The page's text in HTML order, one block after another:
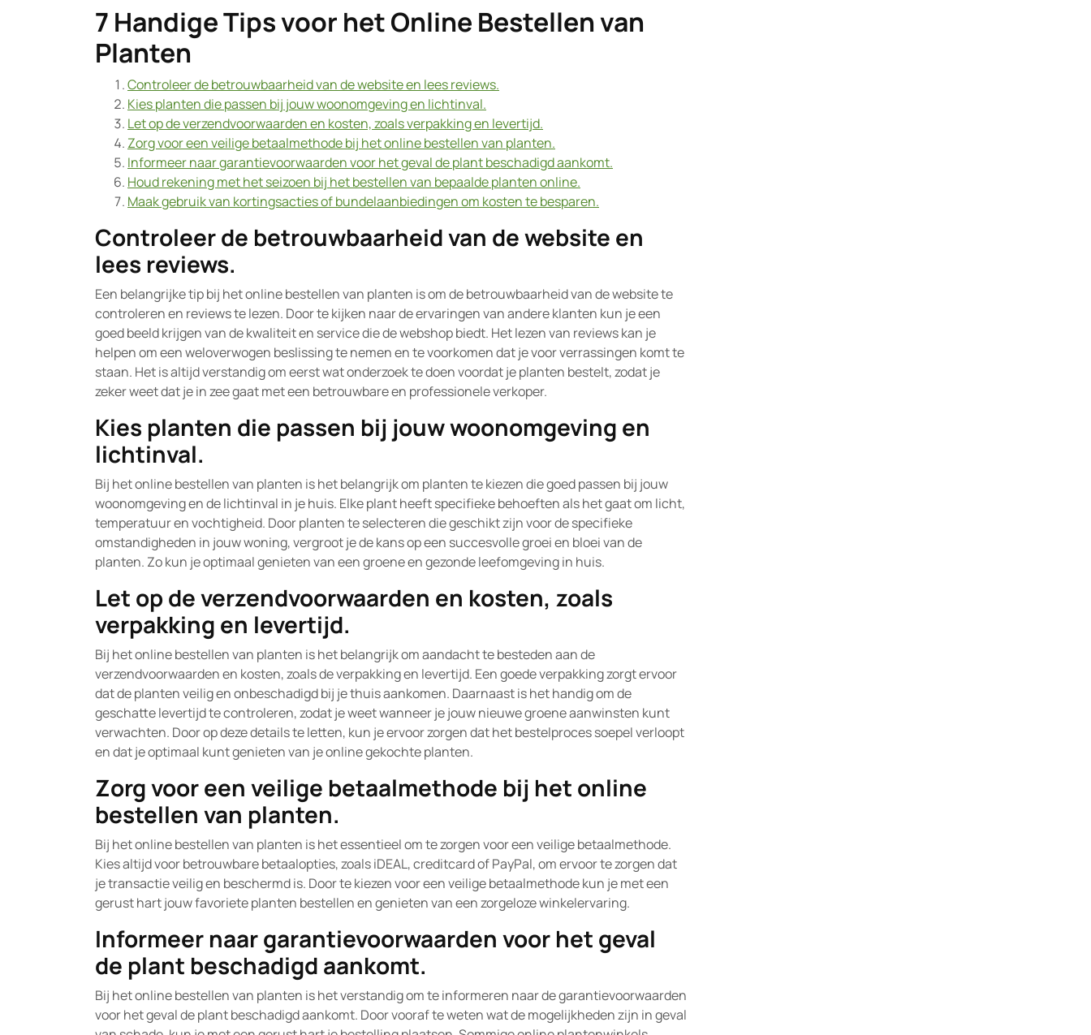
7 Handige Tips voor het Online Bestellen van
Planten
Controleer de betrouwbaarheid van de website en lees reviews.
Kies planten die passen bij jouw woonomgeving en lichtinval.
Let op de verzendvoorwaarden en kosten, zoals verpakking en levertijd.
Zorg voor een veilige betaalmethode bij het online bestellen van planten.
Informeer naar garantievoorwaarden voor het geval de plant beschadigd aankomt.
Houd rekening met het seizoen bij het bestellen van bepaalde planten online.
Maak gebruik van kortingsacties of bundelaanbiedingen om kosten te besparen.
Controleer de betrouwbaarheid van de website en
lees reviews.
Een belangrijke tip bij het online bestellen van planten is om de betrouwbaarheid van de website te
controleren en reviews te lezen. Door te kijken naar de ervaringen van andere klanten kun je een
goed beeld krijgen van de kwaliteit en service die de webshop biedt. Het lezen van reviews kan je
helpen om een weloverwogen beslissing te nemen en te voorkomen dat je voor verrassingen komt te
staan. Het is altijd verstandig om eerst wat onderzoek te doen voordat je planten bestelt, zodat je
zeker weet dat je in zee gaat met een betrouwbare en professionele verkoper.
Kies planten die passen bij jouw woonomgeving en
lichtinval.
Bij het online bestellen van planten is het belangrijk om planten te kiezen die goed passen bij jouw
woonomgeving en de lichtinval in je huis. Elke plant heeft specifieke behoeften als het gaat om licht,
temperatuur en vochtigheid. Door planten te selecteren die geschikt zijn voor de specifieke
omstandigheden in jouw woning, vergroot je de kans op een succesvolle groei en bloei van de
planten. Zo kun je optimaal genieten van een groene en gezonde leefomgeving in huis.
Let op de verzendvoorwaarden en kosten, zoals
verpakking en levertijd.
Bij het online bestellen van planten is het belangrijk om aandacht te besteden aan de
verzendvoorwaarden en kosten, zoals de verpakking en levertijd. Een goede verpakking zorgt ervoor
dat de planten veilig en onbeschadigd bij je thuis aankomen. Daarnaast is het handig om de
geschatte levertijd te controleren, zodat je weet wanneer je jouw nieuwe groene aanwinsten kunt
verwachten. Door op deze details te letten, kun je ervoor zorgen dat het bestelproces soepel verloopt
en dat je optimaal kunt genieten van je online gekochte planten.
Zorg voor een veilige betaalmethode bij het online
bestellen van planten.
Bij het online bestellen van planten is het essentieel om te zorgen voor een veilige betaalmethode.
Kies altijd voor betrouwbare betaalopties, zoals iDEAL, creditcard of PayPal, om ervoor te zorgen dat
je transactie veilig en beschermd is. Door te kiezen voor een veilige betaalmethode kun je met een
gerust hart jouw favoriete planten bestellen en genieten van een zorgeloze winkelervaring.
Informeer naar garantievoorwaarden voor het geval
de plant beschadigd aankomt.
Bij het online bestellen van planten is het verstandig om te informeren naar de garantievoorwaarden
voor het geval de plant beschadigd aankomt. Door vooraf te weten wat de mogelijkheden zijn in geval